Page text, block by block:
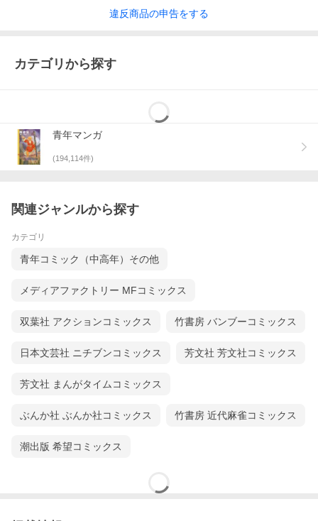
違反商品の申告をする
カテゴリから探す
青年マンガ
(194,114件)
関連ジャンルから探す
カテゴリ
青年コミック（中高年）その他
メディアファクトリー MFコミックス
双葉社 アクションコミックス 竹書房 バンブーコミックス
日本文芸社 ニチブンコミックス 芳文社 芳文社コミックス
芳文社 まんがタイムコミックス
ぶんか社 ぶんか社コミックス 竹書房 近代麻雀コミックス
潮出版 希望コミックス